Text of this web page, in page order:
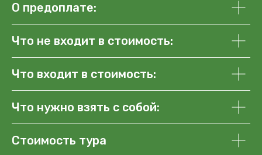
О предоплате:
Что не входит в стоимость:
Что входит в стоимость:
Что нужно взять с собой:
Стоимость тура